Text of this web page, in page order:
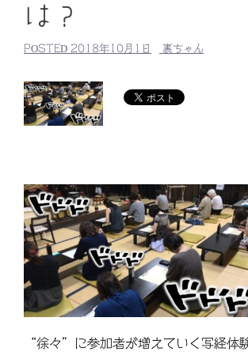
は？
POSTED 2018年10月1日 裏ちゃん
“徐々”に参加者が増えていく写経体